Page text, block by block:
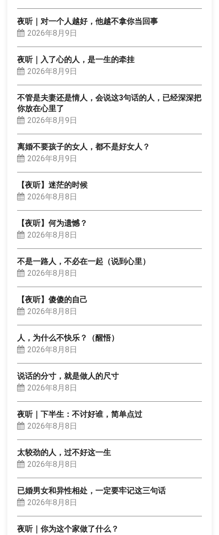
夜听｜对一个人越好，他越不拿你当回事
2026年8月9日
夜听｜入了心的人，是一生的牵挂
2026年8月9日
不管是夫妻还是情人，会说这3句话的人，已经深深把
你放在心里了
2026年8月9日
离婚不要孩子的女人，都不是好女人？
2026年8月9日
【夜听】迷茫的时候
2026年8月8日
【夜听】何为遗憾？
2026年8月8日
不是一路人，不必在一起（说到心里）
2026年8月8日
【夜听】傻傻的自己
2026年8月8日
人，为什么不快乐？（醒悟）
2026年8月8日
说话的分寸，就是做人的尺寸
2026年8月8日
夜听｜下半生：不讨好谁，简单点过
2026年8月8日
太较劲的人，过不好这一生
2026年8月8日
已婚男女和异性相处，一定要牢记这三句话
2026年8月8日
夜听｜你为这个家做了什么？